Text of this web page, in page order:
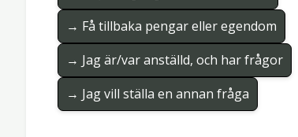
→ Få tillbaka pengar eller egendom
→ Jag är/var anställd, och har frågor
→ Jag vill ställa en annan fråga